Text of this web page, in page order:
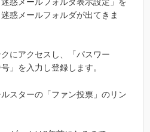
惑メールフォルダが出てきま
にアクセスし、「パスワー
」を入力し登録します。
スターの「ファン投票」のリン